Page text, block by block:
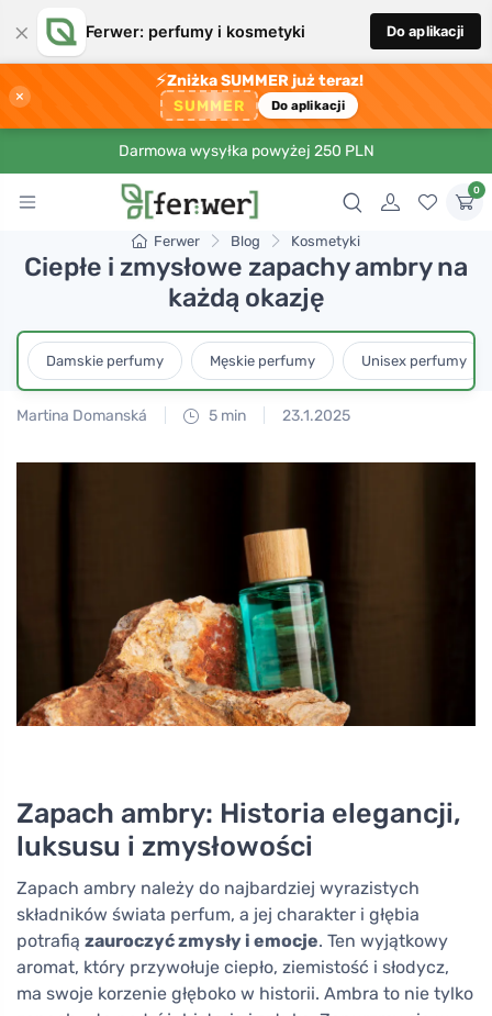
× Ferwer: perfumy i kosmetyki Do aplikacji
×
⚡Zniżka SUMMER już teraz!
SUMMER Do aplikacji
Darmowa wysyłka powyżej 250 PLN
0
Ferwer Blog Kosmetyki
Ciepłe i zmysłowe zapachy ambry na
każdą okazję
Damskie perfumy Męskie perfumy Unisex perfumy
Martina Domanská 5 min 23.1.2025
Zapach ambry: Historia elegancji,
luksusu i zmysłowości
Zapach ambry należy do najbardziej wyrazistych
składników świata perfum, a jej charakter i głębia
potrafią zauroczyć zmysły i emocje. Ten wyjątkowy
aromat, który przywołuje ciepło, ziemistość i słodycz,
ma swoje korzenie głęboko w historii. Ambra to nie tylko